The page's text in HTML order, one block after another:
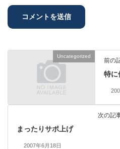
Uncategorized
前の
特に
次の記
まったりサポ上げ
2007年6月18日